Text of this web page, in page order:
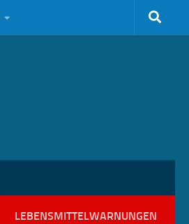
LEBENSMITTELWARNUNGEN